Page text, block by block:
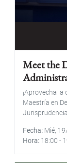
Meet the
¡Aprovecha
Maestría en
Jurisprudencia
Fecha Mié,
Hora 18:00 -